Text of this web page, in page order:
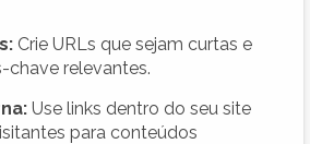
Crie URLs que sejam curtas e
chave relevantes.
Use links dentro do seu site
para conteúdos